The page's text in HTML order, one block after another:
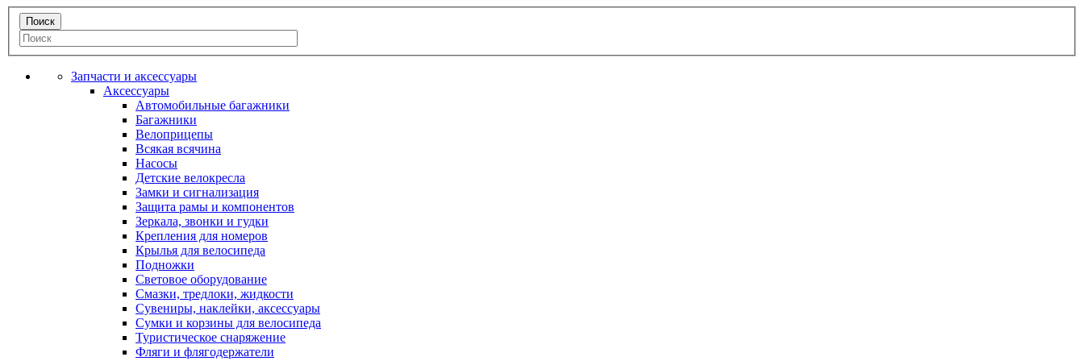
Запчасти и аксессуары
Аксессуары
Автомобильные багажники
Багажники
Велоприцепы
Всякая всячина
Насосы
Детские велокресла
Замки и сигнализация
Защита рамы и компонентов
Зеркала, звонки и гудки
Крепления для номеров
Крылья для велосипеда
Подножки
Световое оборудование
Смазки, тредлоки, жидкости
Сувениры, наклейки, аксессуары
Сумки и корзины для велосипеда
Туристическое снаряжение
Фляги и флягодержатели